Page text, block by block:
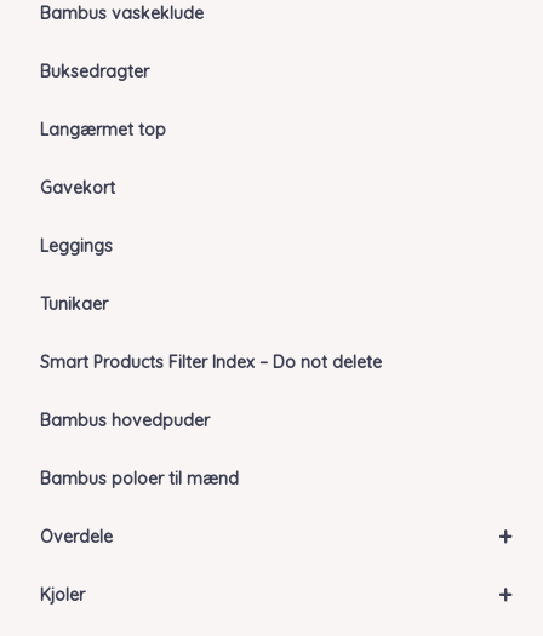
Bambus vaskeklude
Buksedragter
Langærmet top
Gavekort
Leggings
Tunikaer
Smart Products Filter Index – Do not delete
Bambus hovedpuder
Bambus poloer til mænd
+
Overdele
+
Kjoler